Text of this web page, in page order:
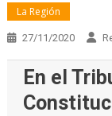
La Región
27/11/2020
En el